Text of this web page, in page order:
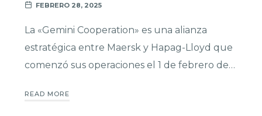
FEBRERO 28, 2025
La «Gemini Cooperation» es una alianza
estratégica entre Maersk y Hapag-Lloyd que
comenzó sus operaciones el 1 de febrero de…
READ MORE